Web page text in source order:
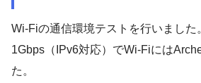
Wi-Fiの通信環境テストを行いました
1Gbps（IPv6対応）でWi-Fiには
た。